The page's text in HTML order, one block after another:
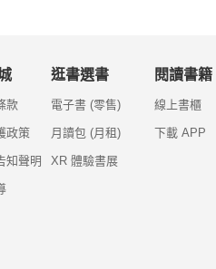
款
政策
知聲明
逛書選書
電子書 (零售)
月讀包 (月租)
XR 體驗書展
閱讀書籍
線上書櫃
下載 APP